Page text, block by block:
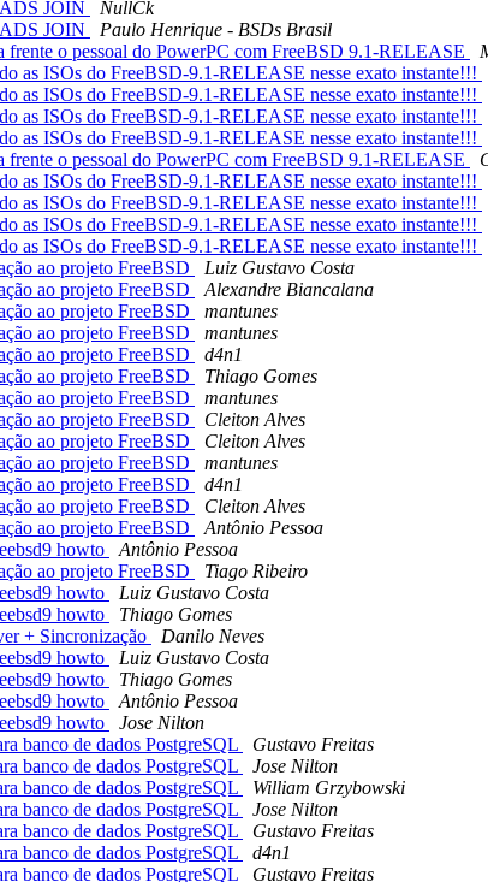
JOIN
NullCk
JOIN
Paulo Henrique - BSDs Brasil
frente o pessoal do PowerPC com FreeBSD 9.1-RELEASE
as ISOs do FreeBSD-9.1-RELEASE nesse exato instante!!!
as ISOs do FreeBSD-9.1-RELEASE nesse exato instante!!!
as ISOs do FreeBSD-9.1-RELEASE nesse exato instante!!!
as ISOs do FreeBSD-9.1-RELEASE nesse exato instante!!!
frente o pessoal do PowerPC com FreeBSD 9.1-RELEASE
as ISOs do FreeBSD-9.1-RELEASE nesse exato instante!!!
as ISOs do FreeBSD-9.1-RELEASE nesse exato instante!!!
as ISOs do FreeBSD-9.1-RELEASE nesse exato instante!!!
as ISOs do FreeBSD-9.1-RELEASE nesse exato instante!!!
ao projeto FreeBSD
Luiz Gustavo Costa
ao projeto FreeBSD
Alexandre Biancalana
ao projeto FreeBSD
mantunes
ao projeto FreeBSD
mantunes
ao projeto FreeBSD
d4n1
ao projeto FreeBSD
Thiago Gomes
ao projeto FreeBSD
mantunes
ao projeto FreeBSD
Cleiton Alves
ao projeto FreeBSD
Cleiton Alves
ao projeto FreeBSD
mantunes
ao projeto FreeBSD
d4n1
ao projeto FreeBSD
Cleiton Alves
ao projeto FreeBSD
Antônio Pessoa
howto
Antônio Pessoa
ao projeto FreeBSD
Tiago Ribeiro
howto
Luiz Gustavo Costa
howto
Thiago Gomes
+ Sincronização
Danilo Neves
howto
Luiz Gustavo Costa
howto
Thiago Gomes
howto
Antônio Pessoa
howto
Jose Nilton
banco de dados PostgreSQL
Gustavo Freitas
banco de dados PostgreSQL
Jose Nilton
banco de dados PostgreSQL
William Grzybowski
banco de dados PostgreSQL
Jose Nilton
banco de dados PostgreSQL
Gustavo Freitas
banco de dados PostgreSQL
d4n1
banco de dados PostgreSQL
Gustavo Freitas